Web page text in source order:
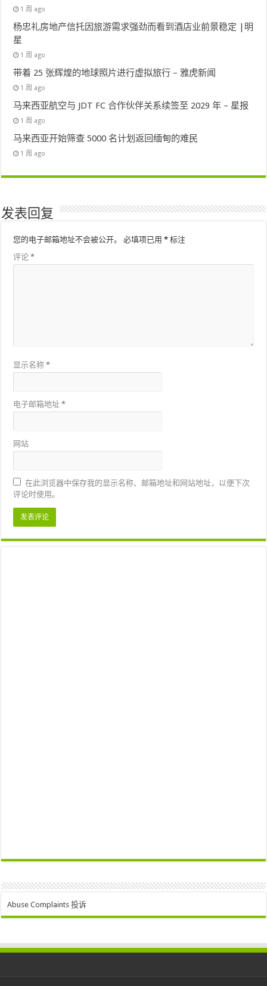
1 周 ago
杨忠礼房地产信托因旅游需求强劲而看到酒店业前景稳定 |明
星
1 周 ago
带着 25 张辉煌的地球照片进行虚拟旅行 – 雅虎新闻
1 周 ago
马来西亚航空与 JDT FC 合作伙伴关系续签至 2029 年 – 星报
1 周 ago
马来西亚开始筛查 5000 名计划返回缅甸的难民
1 周 ago
发表回复
您的电子邮箱地址不会被公开。 必填项已用* 标注
评论*
显示名称*
电子邮箱地址*
网站
在此浏览器中保存我的显示名称、邮箱地址和网站地址，以便下次
评论时使用。
Abuse Complaints 投诉